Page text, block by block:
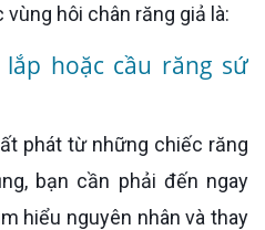
hôi chân răng giả là:
hoặc cầu răng sứ
bạn cần phải đến ngay
hiểu nguyên nhân và thay